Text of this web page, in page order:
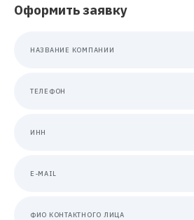
Оформить заявку
НАЗВАНИЕ КОМПАНИИ
ТЕЛЕФОН
ИНН
E-MAIL
ФИО КОНТАКТНОГО ЛИЦА